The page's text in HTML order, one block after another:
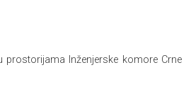
Inženjerske komore Crne